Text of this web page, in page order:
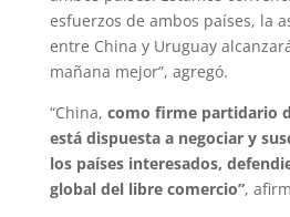
esfuerzos de ambos países, la
entre China y Uruguay
mañana mejor”, agregó.
“China, como firme partidario
está dispuesta a negociar y
los países interesados,
global del libre comercio”,